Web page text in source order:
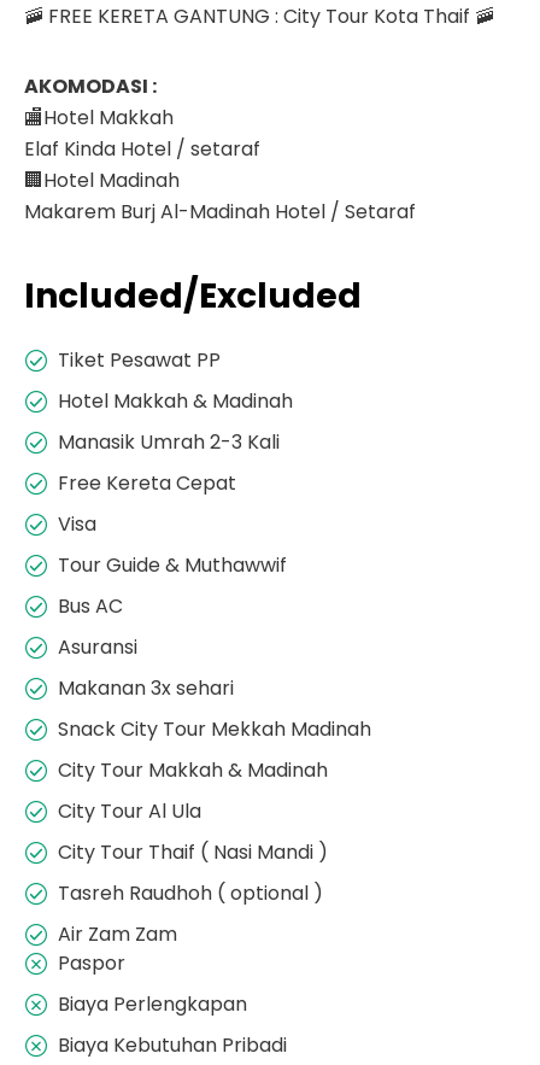
🚠 FREE KERETA GANTUNG : City Tour Kota Thaif 🚠
AKOMODASI :
🏬Hotel Makkah
Elaf Kinda Hotel / setaraf
🏢Hotel Madinah
Makarem Burj Al-Madinah Hotel / Setaraf
Included/Excluded
Tiket Pesawat PP
Hotel Makkah & Madinah
Manasik Umrah 2-3 Kali
Free Kereta Cepat
Visa
Tour Guide & Muthawwif
Bus AC
Asuransi
Makanan 3x sehari
Snack City Tour Mekkah Madinah
City Tour Makkah & Madinah
City Tour Al Ula
City Tour Thaif ( Nasi Mandi )
Tasreh Raudhoh ( optional )
Air Zam Zam
Paspor
Biaya Perlengkapan
Biaya Kebutuhan Pribadi